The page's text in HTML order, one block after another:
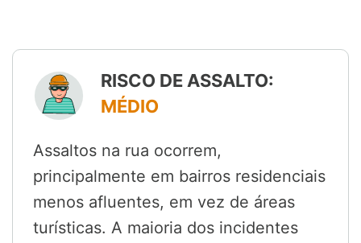
RISCO DE ASSALTO:
MÉDIO
Assaltos na rua ocorrem,
principalmente em bairros residenciais
menos afluentes, em vez de áreas
turísticas. A maioria dos incidentes